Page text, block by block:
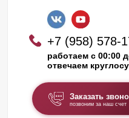
+7 (958) 578-
работаем с 00:00
отвечаем
Заказать
позвоним за наш счет